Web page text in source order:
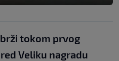
tokom prvog
Veliku nagradu